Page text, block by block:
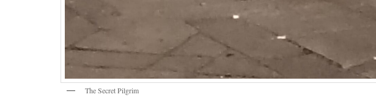
The Secret Pilgrim